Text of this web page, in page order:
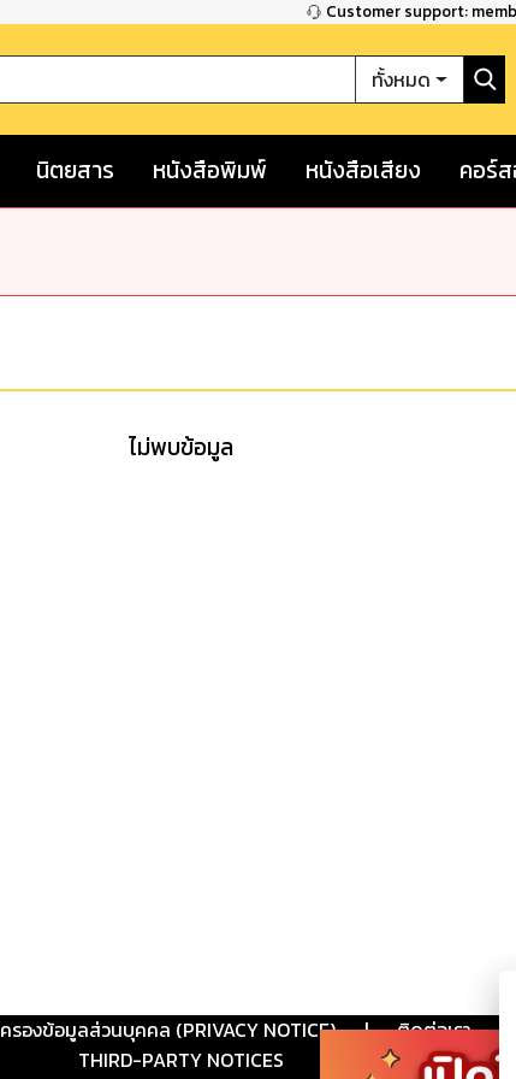
Customer support:
ทั้งหมด
นิตยสาร หนังสือพิมพ์ หนังสือเสียง คอร์
ไม่พบข้อมูล
รองข้อมูลส่วนบุคคล (PRIVACY NOTICE) | ติดต่อเรา
THIRD-PARTY NOTICES